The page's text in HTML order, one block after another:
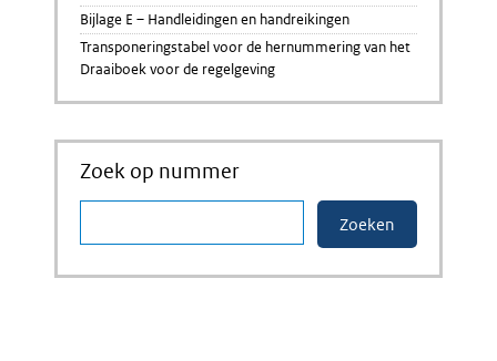
Bijlage E – Handleidingen en handreikingen
Transponeringstabel voor de hernummering van het
Draaiboek voor de regelgeving
Zoek op nummer